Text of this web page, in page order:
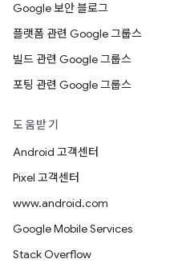
Google 보안 블로그
플랫폼 관련 Google 그룹스
빌드 관련 Google 그룹스
포팅 관련 Google 그룹스
도움받기
Android 고객센터
Pixel 고객센터
www.android.com
Google Mobile Services
Stack Overflow